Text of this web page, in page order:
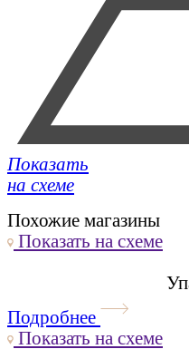
Показать
на схеме
Похожие магазины
Показать на схеме
Подробнее
Показать на схеме